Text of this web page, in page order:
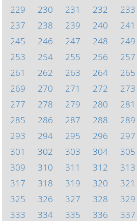
229
230 231 232 233
237
238 239 240 241
245
246 247 248 249
253
254 255 256 257
261
262 263 264 265
269
270 271 272 273
277
278 279 280 281
285
286 287 288 289
293
294 295 296 297
301
302 303 304 305
309
310 311 312 313
317
318 319 320 321
325
326 327 328 329
333
334 335 336 337